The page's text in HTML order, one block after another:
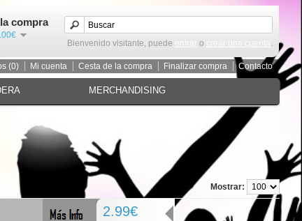
compra
Bienvenido visitante, puede
entrar o crear una cuenta .
(0) Mi cuenta Cesta de la compra Finalizar compra Contacto
MERCHANDISING
Mostrar:
2.99€